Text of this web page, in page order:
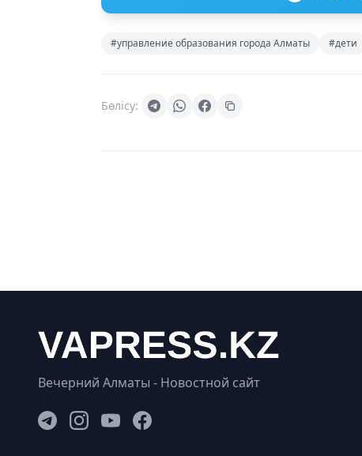
#управление образования города Алматы #дети
Бөлісу:
Вечерний Алматы - Новостной сайт